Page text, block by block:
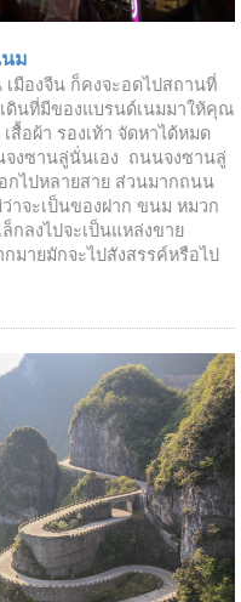
ม
เมืองจีน ก็คงจะอดไปสถานที่
ดินที่มีของแบรนด์เนมมาให้คุณ
สื้อผ้า รองเท้า จัดหาได้หมด
งซานลู่นั่นเอง ถนนจงซานลู่
กไปหลายสาย ส่วนมากถนน
าจะเป็นของฝาก ขนม หมวก
กลงไปจะเป็นแหล่งขาย
มายมักจะไปสังสรรค์หรือไป